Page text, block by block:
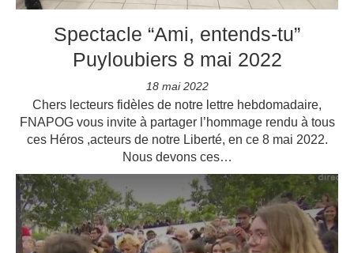
Spectacle “Ami, entends-tu”
Puyloubiers 8 mai 2022
18 mai 2022
Chers lecteurs fidèles de notre lettre hebdomadaire,
FNAPOG vous invite à partager l’hommage rendu à tous
ces Héros ,acteurs de notre Liberté, en ce 8 mai 2022.
Nous devons ces…